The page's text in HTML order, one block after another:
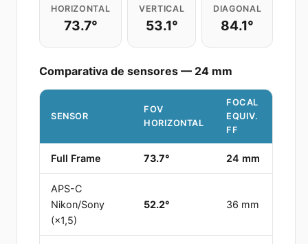
HORIZONTAL
73.7°
VERTICAL
53.1°
DIAGONAL
84.1°
Comparativa de sensores — 24 mm
SENSOR
FOV
HORIZONTAL
FOCAL
EQUIV.
FF
Full Frame 73.7° 24 mm
APS-C
Nikon/Sony
(×1,5)
52.2° 36 mm